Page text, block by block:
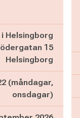
i Helsingborg
15
Helsingborg
(måndagar,
onsdagar)